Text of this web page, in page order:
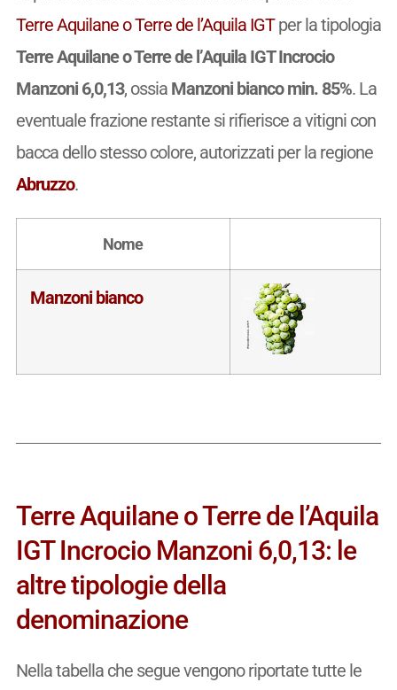
Terre Aquilane o Terre de l’Aquila IGTper la tipologia
Terre Aquilane o Terre de l’Aquila IGT Incrocio
Manzoni 6,0,13, ossia Manzoni bianco min. 85%. La
eventuale frazione restante si rifierisce a vitigni con
bacca dello stesso colore, autorizzati per la regione
Abruzzo.
Nome
Manzoni bianco
Terre Aquilane o Terre de l’Aquila
IGT Incrocio Manzoni 6,0,13: le
altre tipologie della
denominazione
Nella tabella che segue vengono riportate tutte le